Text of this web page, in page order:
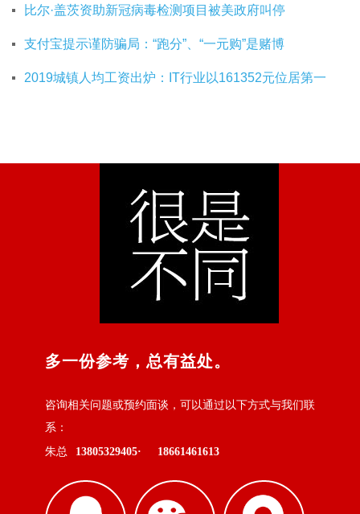
比尔·盖茨资助新冠病毒检测项目被美政府叫停
支付宝提示谨防骗局：“跑分”、“一元购”是赌博
2019城镇人均工资出炉：IT行业以161352元位居第一
多一份参考，总有益处。
咨询相关问题或预约面谈，可以通过以下方式与我们联
系：
朱总
13805329405· 18661461613